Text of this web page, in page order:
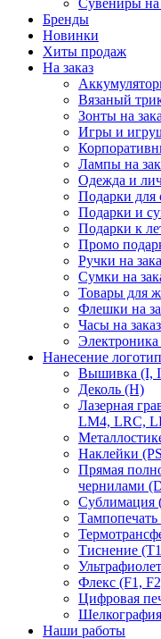
Сувениры на
Бренды
Новинки
Хиты продаж
На заказ
Вязаный
Зонты на
Игры и
Лампы на
Одежда и
Подарки для
Подарки и
Подарки к
Промо
Ручки на
Сумки на
Товары для
Флешки на
Часы на заказ
Электроника
Нанесение
Вышивка (I,
Деколь (H)
Лазерная
LM4, LRC,
Наклейки
Прямая
чернилами
Сублимация
Тиснение
Флекс (F1,
Цифровая
Наши работы